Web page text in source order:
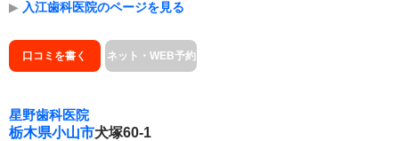
▶ 入江歯科医院のページを見る
口コミを書く ネット・WEB予約
星野歯科医院
栃木県小山市犬塚60-1